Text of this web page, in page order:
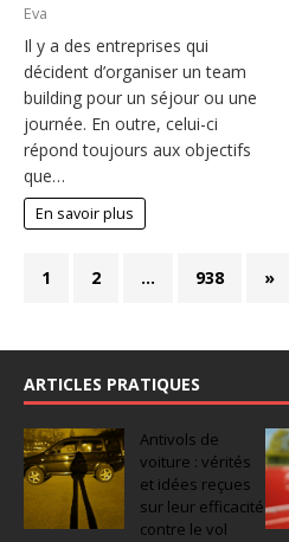
Eva
Il y a des entreprises qui
décident d’organiser un team
building pour un séjour ou une
journée. En outre, celui-ci
répond toujours aux objectifs
que…
En savoir plus
1 2 … 938 »
ARTICLES PRATIQUES
Antivols de
voiture : vérités
et idées reçues
sur leur efficacité
contre le vol